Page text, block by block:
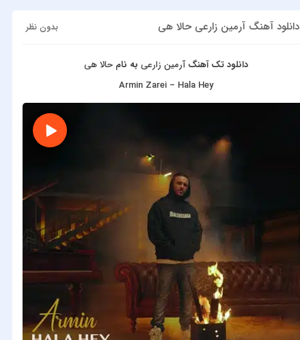
دانلود آهنگ آرمین زارعی حالا هی بدون نظر
دانلود تک آهنگآرمین زارعی به نام حالا هی
Armin Zarei – Hala Hey